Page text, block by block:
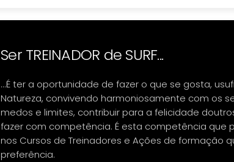
Ser TREINADOR de SURF...
...É ter a oportunidade de fazer o que se gosta,
Natureza, convivendo harmoniosamente com os
medos e limites, contribuir para a felicidade
fazer com competência. É esta competência que
nos Cursos de Treinadores e Ações de formação
preferência.